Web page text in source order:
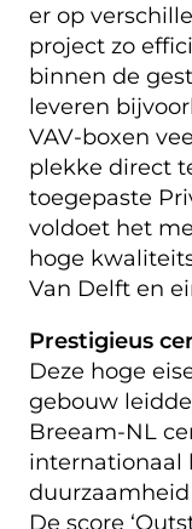
er op
project zo
binnen de
leveren
VAV-boxen
plekke direct
toegepaste
voldoet het
hoge
Van Delft en
Prestigieus
Deze hoge
gebouw
Breeam-NL
internationaal
De score